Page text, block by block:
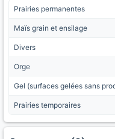
Prairies permanentes
Maïs grain et ensilage
Divers
Orge
Gel (surfaces gelées sans
Prairies temporaires